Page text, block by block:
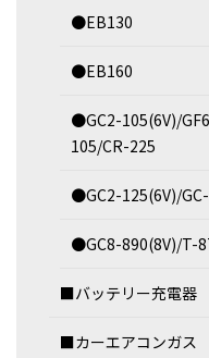
●EB130
●EB160
●GC2-105(6V)/
105/CR-225
●GC2-125(6V)/
●GC8-890(8V)/T-
■バッテリー充電器
■カーエアコンガス